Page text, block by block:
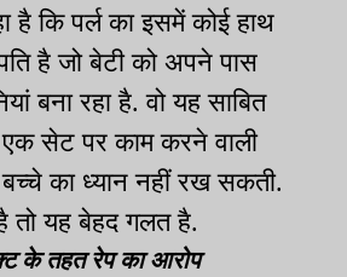
है कि पर्ल का इसमें कोई हाथ
है जो बेटी को अपने पास
बना रहा है. वो यह साबित
एक सेट पर काम करने वाली
का ध्यान नहीं रख सकती.
तो यह बेहद गलत है.
के तहत रेप का आरोप